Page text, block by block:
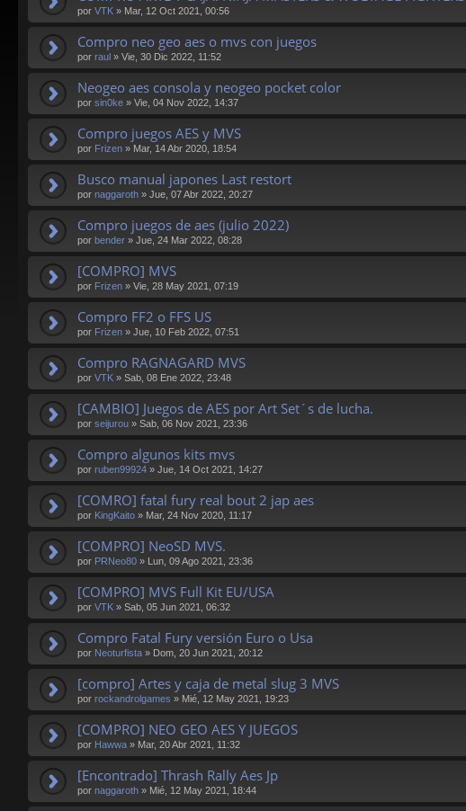
por VTK » Mar, 12 Oct 2021, 00:56
Compro neo geo aes o mvs con juegos
por raul » Vie, 30 Dic 2022, 11:52
Neogeo aes consola y neogeo pocket color
por sin0ke » Vie, 04 Nov 2022, 14:37
Compro juegos AES y MVS
por Frizen » Mar, 14 Abr 2020, 18:54
Busco manual japones Last restort
por naggaroth » Jue, 07 Abr 2022, 20:27
Compro juegos de aes (julio 2022)
por bender » Jue, 24 Mar 2022, 08:28
[COMPRO] MVS
por Frizen » Vie, 28 May 2021, 07:19
Compro FF2 o FFS US
por Frizen » Jue, 10 Feb 2022, 07:51
Compro RAGNAGARD MVS
por VTK » Sab, 08 Ene 2022, 23:48
[CAMBIO] Juegos de AES por Art Set´s de lucha.
por seijurou » Sab, 06 Nov 2021, 23:36
Compro algunos kits mvs
por ruben99924 » Jue, 14 Oct 2021, 14:27
[COMRO] fatal fury real bout 2 jap aes
por KingKaito » Mar, 24 Nov 2020, 11:17
[COMPRO] NeoSD MVS.
por PRNeo80 » Lun, 09 Ago 2021, 23:36
[COMPRO] MVS Full Kit EU/USA
por VTK » Sab, 05 Jun 2021, 06:32
Compro Fatal Fury versión Euro o Usa
por Neoturfista » Dom, 20 Jun 2021, 20:12
[compro] Artes y caja de metal slug 3 MVS
por rockandrolgames » Mié, 12 May 2021, 19:23
[COMPRO] NEO GEO AES Y JUEGOS
por Hawwa » Mar, 20 Abr 2021, 11:32
[Encontrado] Thrash Rally Aes Jp
por naggaroth » Mié, 12 May 2021, 18:44